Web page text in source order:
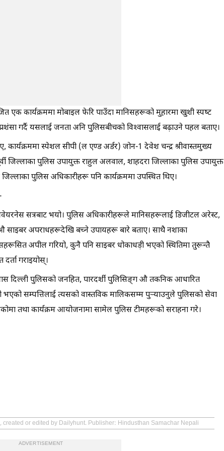
कार्यक्रममा मोबाइल फेरि पाउँदा मानिसहरूको मुहारमा खुशी स्पष्ट
गर्दै यसलाई जनता अनि पुलिसबीचको विश्वासलाई बढ़ाउने पहल बताए।
कार्यक्रममा स्पेशल सीपी (ल एण्ड अर्डर) जोन-1 देवेश चन्द्र श्रीवास्तमुख्य
जिल्लाका पुलिस उपायुक्त राहुल अलवाल, शाहदरा जिल्लाका पुलिस उपायुक्त
पुलिस अधिकारीहरू पनि कार्यक्रममा उपस्थित थिए।
सत्रबाट भयो। पुलिस अधिकारीहरूले मानिसहरूलाई डिजीटल अरेस्ट,
साइबर अपराधहरूदेखि बच्ने उपायहरू बारे बताए। साथै नशाका
अपील गरियो, कुनै पनि साइबर धोकाधड़ी भएको स्थितिमा तुरून्तै
गराइयोस्।
दिल्ली पुलिसको जनहित, पारदर्शी पुलिसिङ्ग औ तकनिक आधारित
भएको सम्पत्तिलाई त्यसको वास्तविक मालिकसम्म पुऱ्याउनुले पुलिसको सेवा
तथा कार्यक्रम आयोजनामा सामेल पुलिस टीमहरूको सराहना गरे।
created or edited by Dailyhunt. Publisher: Hindusthan Samachar Nepali
ADVERTISEMENT